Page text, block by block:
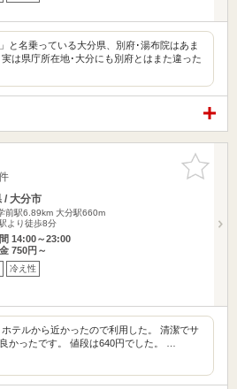
と名乗っている大分県、別府･湯布院はあま
は県庁所在地･大分にも別府とはまた違った
お気に入
りに追加
/ 大分市
前駅6.89km 大分駅660m
より徒歩8分
14:00～23:00
750円～
冷え性
テルから近かったので利用した。 清潔でサ
かったです。 値段は640円でした。 …